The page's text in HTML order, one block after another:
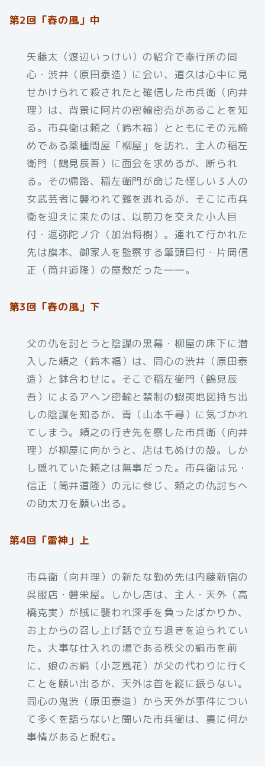
第2回「春の風」中
矢藤太（渡辺いっけい）の紹介で奉行所の同
心・渋井（原田泰造）に会い、道久は心中に見
せかけられて殺されたと確信した市兵衛（向井
理）は、背景に阿片の密輸密売があることを知
る。市兵衛は頼之（鈴木福）とともにその元締
めである薬種問屋「柳屋」を訪れ、主人の稲左
衛門（鶴見辰吾）に面会を求めるが、断られ
る。その帰路、稲左衛門が命じた怪しい３人の
女武芸者に襲われて難を逃れるが、そこに市兵
衛を迎えに来たのは、以前刀を交えた小人目
付・返弥陀ノ介（加治将樹）。連れて行かれた
先は旗本、御家人を監察する筆頭目付・片岡信
正（筒井道隆）の屋敷だった――。
第3回「春の風」下
父の仇を討とうと陰謀の黒幕・柳屋の床下に潜
入した頼之（鈴木福）は、同心の渋井（原田泰
造）と鉢合わせに。そこで稲左衛門（鶴見辰
吾）によるアヘン密輸と禁制の蝦夷地図持ち出
しの陰謀を知るが、青（山本千尋）に気づかれ
てしまう。頼之の行き先を察した市兵衛（向井
理）が柳屋に向かうと、店はもぬけの殻。しか
し隠れていた頼之は無事だった。市兵衛は兄・
信正（筒井道隆）の元に参じ、頼之の仇討ちへ
の助太刀を願い出る。
第4回「雷神」上
市兵衛（向井理）の新たな勤め先は内藤新宿の
呉服店・磐栄屋。しかし店は、主人・天外（高
橋克実）が賊に襲われ深手を負ったばかりか、
お上からの召し上げ話で立ち退きを迫られてい
た。大事な仕入れの場である秩父の絹市を前
に、娘のお絹（小芝風花）が父の代わりに行く
ことを願い出るが、天外は首を縦に振らない。
同心の鬼渋（原田泰造）から天外が事件につい
て多くを語らないと聞いた市兵衛は、裏に何か
事情があると睨む。